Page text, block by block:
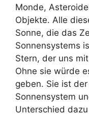
Monde,
Objekte. Alle
Sonne, die das
Sonnensystems
Stern, der uns
Ohne sie würde
geben. Sie ist
Sonnensystem
Unterschied